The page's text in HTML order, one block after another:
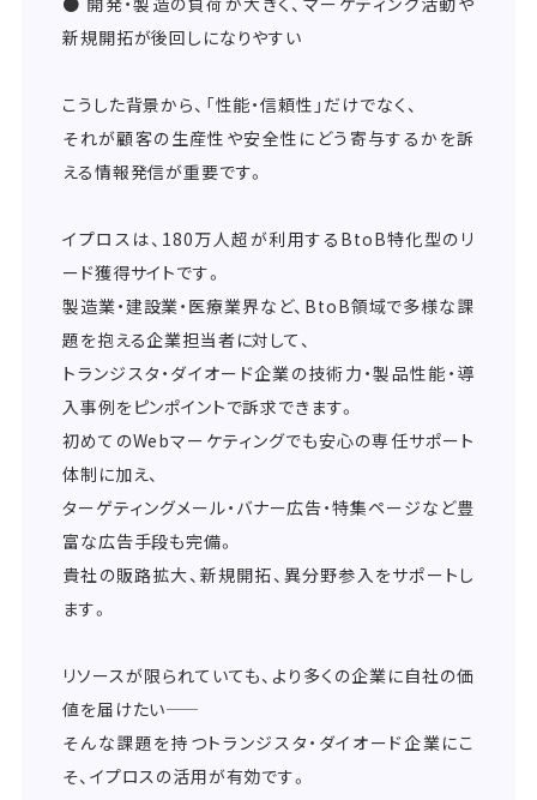
新規開拓が後回しになりやすい
こうした背景から、「性能・信頼性」だけでなく、
それが顧客の生産性や安全性にどう寄与するかを訴
える情報発信が重要です。
イプロスは、180万人超が利用するBtoB特化型のリ
ード獲得サイトです。
製造業・建設業・医療業界など、BtoB領域で多様な課
題を抱える企業担当者に対して、
トランジスタ・ダイオード企業の技術力・製品性能・導
入事例をピンポイントで訴求できます。
初めてのWebマーケティングでも安心の専任サポート
体制に加え、
ターゲティングメール・バナー広告・特集ページなど豊
富な広告手段も完備。
貴社の販路拡大、新規開拓、異分野参入をサポートし
ます。
リソースが限られていても、より多くの企業に自社の価
値を届けたい――
そんな課題を持つトランジスタ・ダイオード企業にこ
そ、イプロスの活用が有効です。